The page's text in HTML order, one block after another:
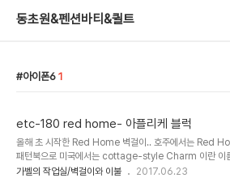
동초원&펜션바티&퀼트
아이폰6 1
etc-180 red home- 아플리케 블럭
올해 초 시작한 Red Home 벽걸이.. 호주에서는 Red
패턴북으로 미국에서는 cottage-style Charm 이란 이
북입니다. 전 호주판으로 작업중이구요.. 표지사진과 제목만
가벨의 작업실/벽걸이와 이불 2017.06.23